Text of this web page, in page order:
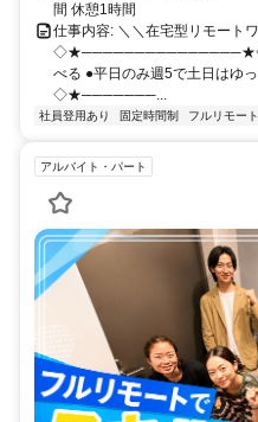
間 休憩1時間
仕事内容: ＼＼在宅型リモート
◇★───────────────★◇
べる ●平日のみ週5で土日はゆ
◇★───────...
社員登用あり 固定時間制 フルリモート
アルバイト・パート